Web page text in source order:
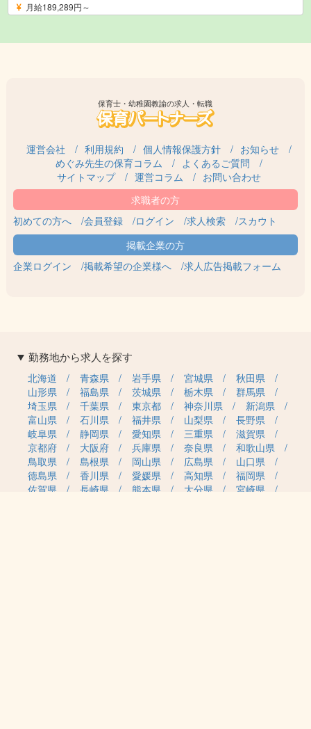
月給189,289円～
保育士・幼稚園教諭の求人・転職
運営会社 利用規約 個人情報保護方針
お知らせ
めぐみ先生の保育コラム
よくあるご質問
サイトマップ
運営コラム お問い合わせ
初めての方へ 会員登録 ログイン 求人検索 スカウト
企業ログイン 掲載希望の企業様へ 求人広告掲載フォーム
勤務地から求人を探す
北海道 青森県 岩手県 宮城県
秋田県
山形県
福島県 茨城県 栃木県
群馬県
埼玉県
千葉県 東京都 神奈川県
新潟県
富山県
石川県 福井県 山梨県
長野県
岐阜県
静岡県 愛知県 三重県
滋賀県
京都府
大阪府 兵庫県 奈良県
和歌山県
鳥取県
島根県 岡山県 広島県
山口県
徳島県
香川県 愛媛県 高知県
福岡県
佐賀県
長崎県 熊本県 大分県
宮崎県